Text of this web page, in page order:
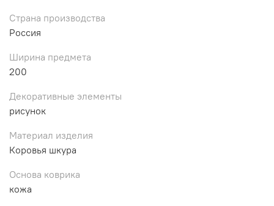
Страна производства
Россия
Ширина предмета
200
Декоративные элементы
рисунок
Материал изделия
Коровья шкура
Основа коврика
кожа